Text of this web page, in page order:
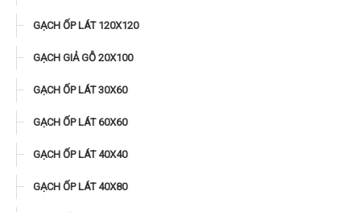
GẠCH ỐP LÁT 120X120
GẠCH GIẢ GỖ 20X100
GẠCH ỐP LÁT 30X60
GẠCH ỐP LÁT 60X60
GẠCH ỐP LÁT 40X40
GẠCH ỐP LÁT 40X80